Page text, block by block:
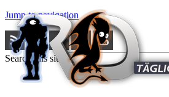
Jump to navigation
Search this site